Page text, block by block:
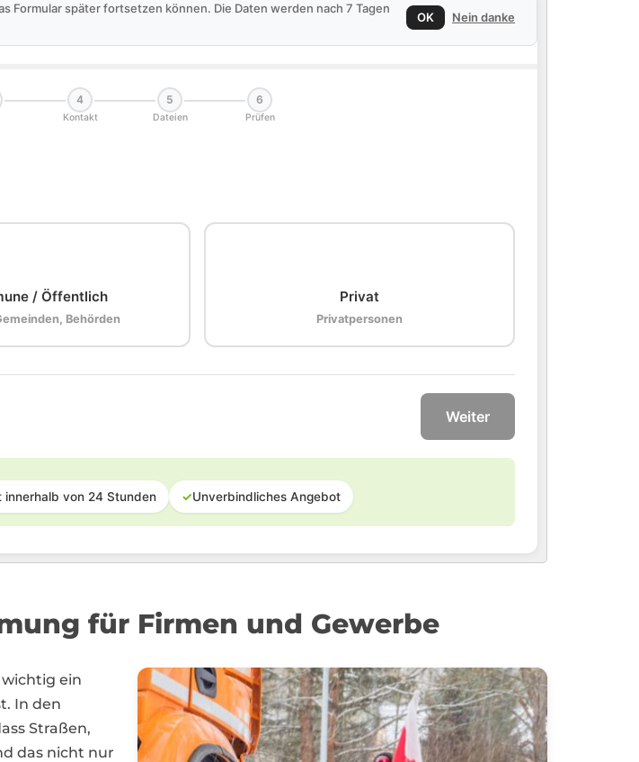
Formular später fortsetzen können. Die Daten werden nach 7 Tagen
OK Nein danke
4
Kontakt
5
Dateien
6
Prüfen
/ Öffentlich
Behörden
Privat
Privatpersonen
Weiter
innerhalb von 24 Stunden ✓Unverbindliches Angebot
für Firmen und Gewerbe
ein
In den
Straßen,
das nicht nur